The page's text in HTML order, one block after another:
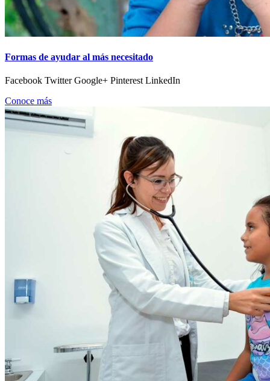
Formas de ayudar al más necesitado
Facebook Twitter Google+ Pinterest LinkedIn
Conoce más